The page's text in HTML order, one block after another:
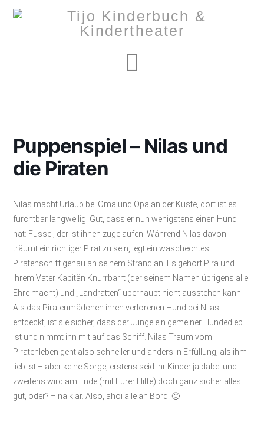
Puppenspiel – Nilas und
die Piraten
Nilas macht Urlaub bei Oma und Opa an der Küste, dort ist es
furchtbar langweilig. Gut, dass er nun wenigstens einen Hund
hat: Fussel, der ist ihnen zugelaufen. Während Nilas davon
träumt ein richtiger Pirat zu sein, legt ein waschechtes
Piratenschiff genau an seinem Strand an. Es gehört Pira und
ihrem Vater Kapitän Knurrbarrt (der seinem Namen übrigens alle
Ehre macht) und „Landratten“ überhaupt nicht ausstehen kann.
Als das Piratenmädchen ihren verlorenen Hund bei Nilas
entdeckt, ist sie sicher, dass der Junge ein gemeiner Hundedieb
ist und nimmt ihn mit auf das Schiff. Nilas Traum vom
Piratenleben geht also schneller und anders in Erfüllung, als ihm
lieb ist – aber keine Sorge, erstens seid ihr Kinder ja dabei und
zweitens wird am Ende (mit Eurer Hilfe) doch ganz sicher alles
gut, oder? – na klar. Also, ahoi alle an Bord! 🙂